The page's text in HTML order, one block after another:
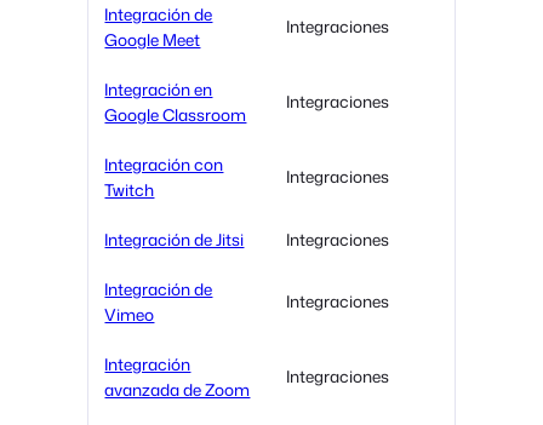
Integración de
Google Meet
Integraciones
Integración en
Google Classroom
Integraciones
Integración con
Twitch
Integraciones
Integración de Jitsi Integraciones
Integración de
Vimeo
Integraciones
Integración
avanzada de Zoom
Integraciones